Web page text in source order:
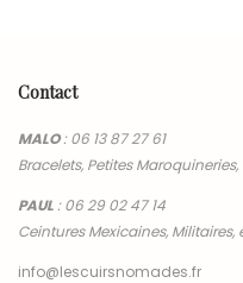
Contact
MALO:06 13 87 27 61
Bracelets, Petites Maroquineries,
PAUL:06 29 02 47 14
Ceintures Mexicaines, Militaires,
info@lescuirsnomades.fr